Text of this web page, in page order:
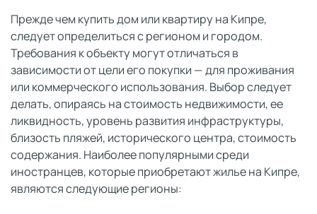
Прежде чем купить дом или квартиру на Кипре,
следует определиться с регионом и городом.
Требования к объекту могут отличаться в
зависимости от цели его покупки — для проживания
или коммерческого использования. Выбор следует
делать, опираясь на стоимость недвижимости, ее
ликвидность, уровень развития инфраструктуры,
близость пляжей, исторического центра, стоимость
содержания. Наиболее популярными среди
иностранцев, которые приобретают жилье на Кипре,
являются следующие регионы: